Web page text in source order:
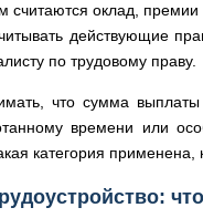
считаются оклад,
действующие
по трудовому праву.
что сумма
времени или
категория